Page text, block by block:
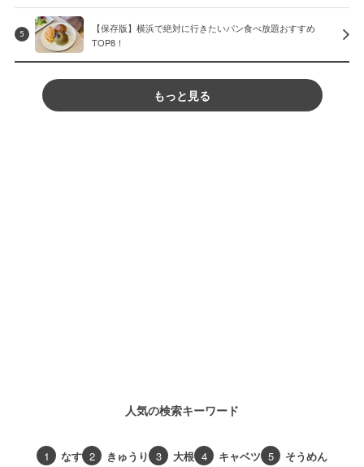
5
【保存版】横浜で絶対に行きたいパン食べ放題おすすめ
TOP8！
もっと見る
人気の検索キーワード
1 なす 2 きゅうり 3 大根 4 キャベツ 5 そうめん